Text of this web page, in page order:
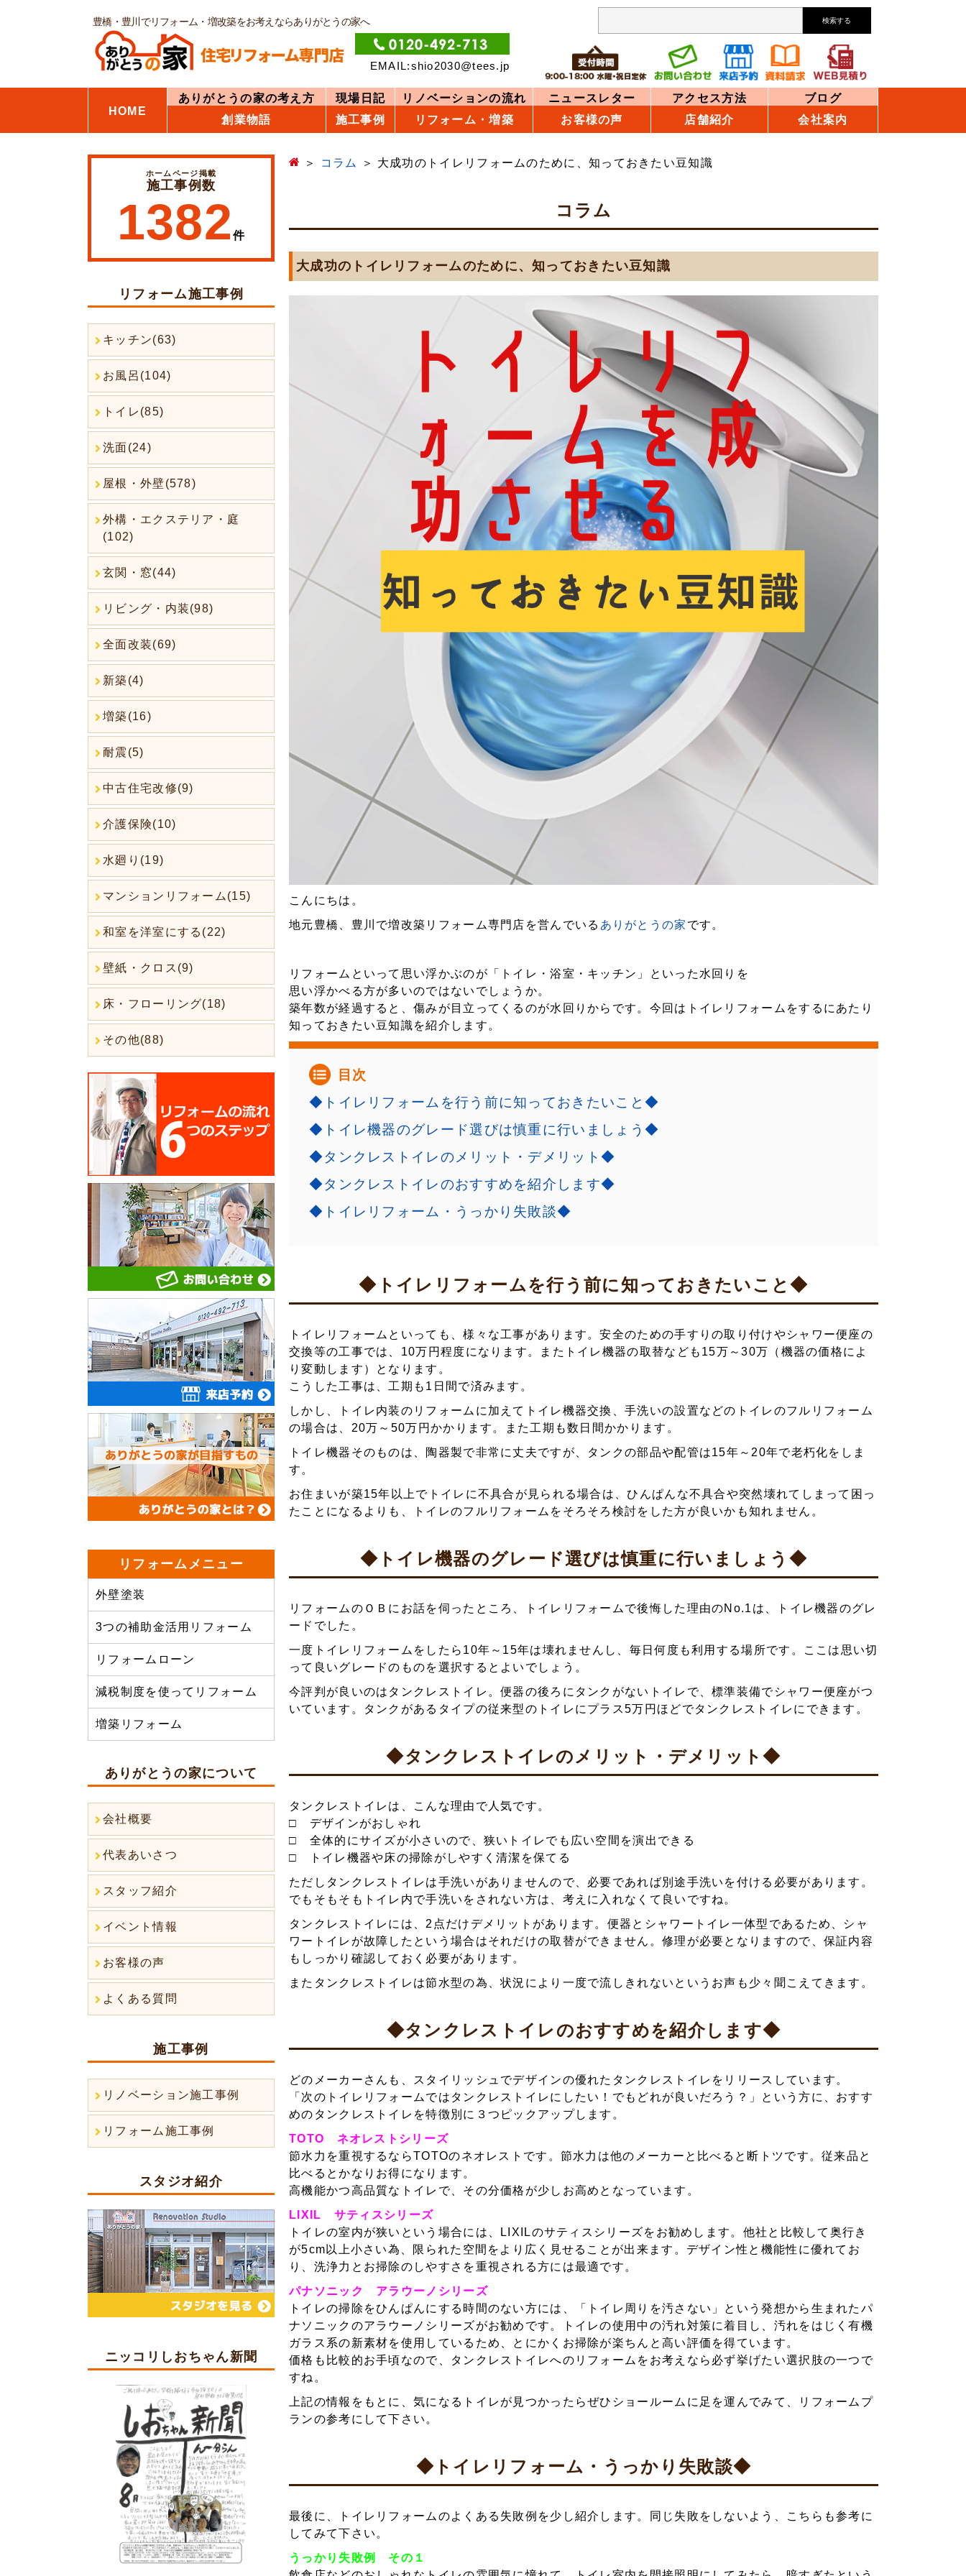
豊橋・豊川でリフォーム・増改築をお考えならありがとうの家へ
EMAIL:shio2030@tees.jp
検索する
HOME
ありがとうの家の考え方 現場日記 リノベーションの流れ ニュースレター アクセス方法
ブログ
創業物語
施工事例 リフォーム・増築 お客様の声 店舗紹介 会社案内
コラム 大成功のトイレリフォームのために、知っておきたい豆知識
コラム
大成功のトイレリフォームのために、知っておきたい豆知識
こんにちは。
地元豊橋、豊川で増改築リフォーム専門店を営んでいる ありがとうの家 です。
リフォームといって思い浮かぶのが「トイレ・浴室・キッチン」といった水回りを
思い浮かべる方が多いのではないでしょうか。
築年数が経過すると、傷みが目立ってくるのが水回りからです。今回はトイレリフォームをするにあたり
知っておきたい豆知識を紹介します。
目次
◆トイレリフォームを行う前に知っておきたいこと◆
◆トイレ機器のグレード選びは慎重に行いましょう◆
◆タンクレストイレのメリット・デメリット◆
◆タンクレストイレのおすすめを紹介します◆
◆トイレリフォーム・うっかり失敗談◆
◆トイレリフォームを行う前に知っておきたいこと◆
トイレリフォームといっても、様々な工事があります。安全のための手すりの取り付けやシャワー便座の
交換等の工事では、10万円程度になります。またトイレ機器の取替なども15万～30万（機器の価格によ
り変動します）となります。
こうした工事は、工期も1日間で済みます。
しかし、トイレ内装のリフォームに加えてトイレ機器交換、手洗いの設置などのトイレのフルリフォーム
の場合は、20万～50万円かかります。また工期も数日間かかります。
トイレ機器そのものは、陶器製で非常に丈夫ですが、タンクの部品や配管は15年～20年で老朽化をしま
す。
お住まいが築15年以上でトイレに不具合が見られる場合は、ひんぱんな不具合や突然壊れてしまって困っ
たことになるよりも、トイレのフルリフォームをそろそろ検討をした方が良いかも知れません。
◆トイレ機器のグレード選びは慎重に行いましょう◆
リフォームのＯＢにお話を伺ったところ、トイレリフォームで後悔した理由のNo.1は、トイレ機器のグレ
ードでした。
一度トイレリフォームをしたら10年～15年は壊れませんし、毎日何度も利用する場所です。ここは思い切
って良いグレードのものを選択するとよいでしょう。
今評判が良いのはタンクレストイレ。便器の後ろにタンクがないトイレで、標準装備でシャワー便座がつ
いています。タンクがあるタイプの従来型のトイレにプラス5万円ほどでタンクレストイレにできます。
◆タンクレストイレのメリット・デメリット◆
タンクレストイレは、こんな理由で人気です。
□ デザインがおしゃれ
□ 全体的にサイズが小さいので、狭いトイレでも広い空間を演出できる
□ トイレ機器や床の掃除がしやすく清潔を保てる
ただしタンクレストイレは手洗いがありませんので、必要であれば別途手洗いを付ける必要があります。
でもそもそもトイレ内で手洗いをされない方は、考えに入れなくて良いですね。
タンクレストイレには、2点だけデメリットがあります。便器とシャワートイレ一体型であるため、シャ
ワートイレが故障したという場合はそれだけの取替ができません。修理が必要となりますので、保証内容
もしっかり確認しておく必要があります。
またタンクレストイレは節水型の為、状況により一度で流しきれないというお声も少々聞こえてきます。
◆タンクレストイレのおすすめを紹介します◆
どのメーカーさんも、スタイリッシュでデザインの優れたタンクレストイレをリリースしています。
「次のトイレリフォームではタンクレストイレにしたい！でもどれが良いだろう？」という方に、おすす
めのタンクレストイレを特徴別に３つピックアップします。
TOTO ネオレストシリーズ
節水力を重視するならTOTOのネオレストです。節水力は他のメーカーと比べると断トツです。従来品と
比べるとかなりお得になります。
高機能かつ高品質なトイレで、その分価格が少しお高めとなっています。
LIXIL サティスシリーズ
トイレの室内が狭いという場合には、LIXILのサティスシリーズをお勧めします。他社と比較して奥行き
が5cm以上小さい為、限られた空間をより広く見せることが出来ます。デザイン性と機能性に優れてお
り、洗浄力とお掃除のしやすさを重視される方には最適です。
パナソニック アラウーノシリーズ
トイレの掃除をひんぱんにする時間のない方には、「トイレ周りを汚さない」という発想から生まれたパ
ナソニックのアラウーノシリーズがお勧めです。トイレの使用中の汚れ対策に着目し、汚れをはじく有機
ガラス系の新素材を使用しているため、とにかくお掃除が楽ちんと高い評価を得ています。
価格も比較的お手頃なので、タンクレストイレへのリフォームをお考えなら必ず挙げたい選択肢の一つで
すね。
上記の情報をもとに、気になるトイレが見つかったらぜひショールームに足を運んでみて、リフォームプ
ランの参考にして下さい。
◆トイレリフォーム・うっかり失敗談◆
最後に、トイレリフォームのよくある失敗例を少し紹介します。同じ失敗をしないよう、こちらも参考に
してみて下さい。
うっかり失敗例 その１
ホームページ掲載
施工事例数
1382件
リフォーム施工事例
キッチン(63)
お風呂(104)
トイレ(85)
洗面(24)
屋根・外壁(578)
外構・エクステリア・庭
(102)
玄関・窓(44)
リビング・内装(98)
全面改装(69)
新築(4)
増築(16)
耐震(5)
中古住宅改修(9)
介護保険(10)
水廻り(19)
マンションリフォーム(15)
和室を洋室にする(22)
壁紙・クロス(9)
床・フローリング(18)
その他(88)
リフォームメニュー
外壁塗装
3つの補助金活用リフォーム
リフォームローン
減税制度を使ってリフォーム
増築リフォーム
ありがとうの家について
会社概要
代表あいさつ
スタッフ紹介
イベント情報
お客様の声
よくある質問
施工事例
リノベーション施工事例
リフォーム施工事例
スタジオ紹介
ニッコリしおちゃん新聞